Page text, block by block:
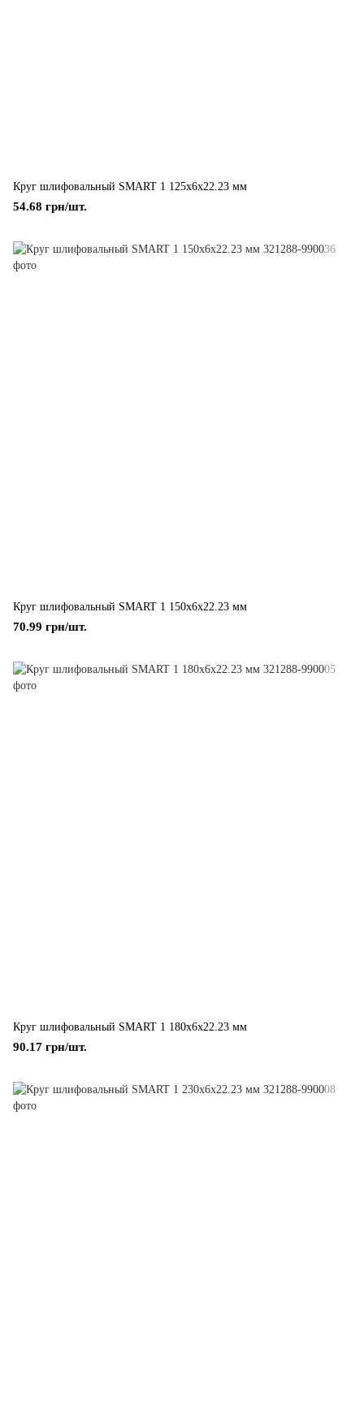
Круг шлифовальный SMART 1 125x6x22.23 мм
54.68 грн/шт.
Круг шлифовальный SMART 1 150x6x22.23 мм
70.99 грн/шт.
Круг шлифовальный SMART 1 180x6x22.23 мм
90.17 грн/шт.